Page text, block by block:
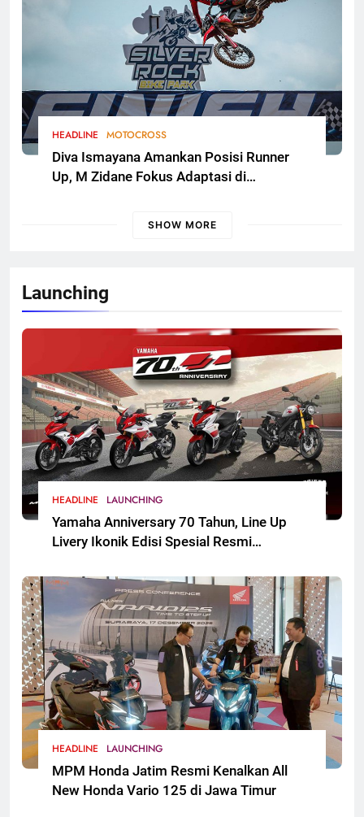
HEADLINE MOTOCROSS
Diva Ismayana Amankan Posisi Runner
Up, M Zidane Fokus Adaptasi di
SHOW MORE
Launching
HEADLINE LAUNCHING
Yamaha Anniversary 70 Tahun, Line Up
Livery Ikonik Edisi Spesial Resmi
HEADLINE LAUNCHING
MPM Honda Jatim Resmi Kenalkan All
New Honda Vario 125 di Jawa Timur